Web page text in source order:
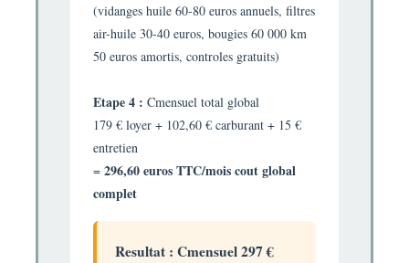
(vidanges huile 60-80 euros annuels, filtres
air-huile 30-40 euros, bougies 60 000 km
50 euros amortis, controles gratuits)
Etape 4 : Cmensuel total global
179 € loyer + 102,60 € carburant + 15 €
entretien
= 296,60 euros TTC/mois cout global
complet
Resultat : Cmensuel 297 €